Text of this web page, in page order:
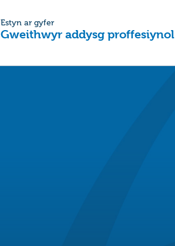
Estyn ar gyfer
Gweithwyr addysg proffesiynol